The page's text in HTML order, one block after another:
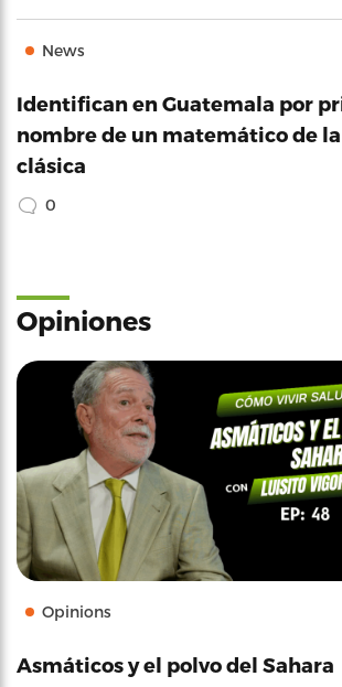
News
Identifican en Guatemala por
nombre de un matemático de
clásica
0
Opiniones
Opinions
Asmáticos y el polvo del Sahara